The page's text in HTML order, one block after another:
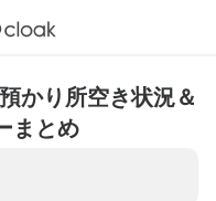
かり所空き状況＆
まとめ